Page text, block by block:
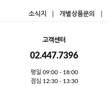
소식지 개별상품문의
고객센터
02.447.7396
평일 09:00 - 18:00
점심 12:30 - 13:30